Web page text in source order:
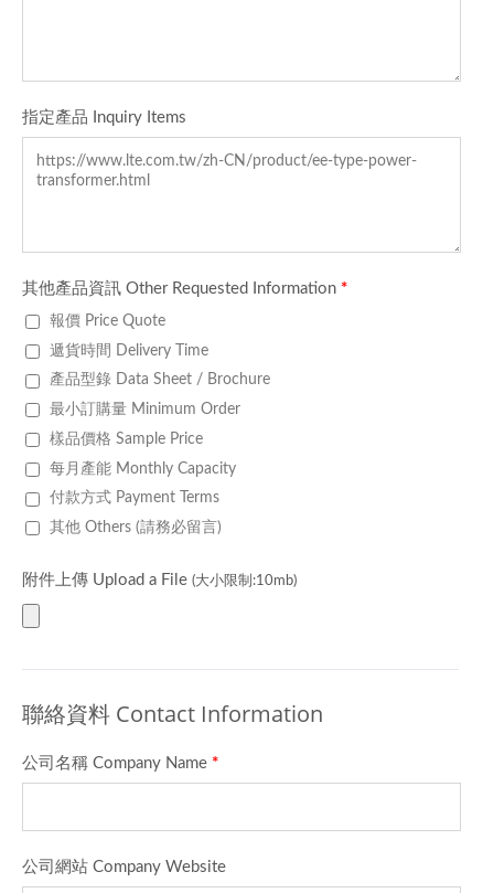
指定產品 Inquiry Items
其他產品資訊 Other Requested Information *
報價 Price Quote
遞貨時間 Delivery Time
產品型錄 Data Sheet / Brochure
最小訂購量 Minimum Order
樣品價格 Sample Price
每月產能 Monthly Capacity
付款方式 Payment Terms
其他 Others (請務必留言)
附件上傳 Upload a File (大小限制:10mb)
聯絡資料 Contact Information
公司名稱 Company Name *
公司網站 Company Website